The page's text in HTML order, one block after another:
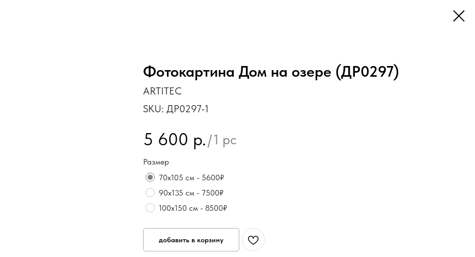
Фотокартина Дом на озере (ДР0297)
ARTITEC
SKU: ДР0297-1
5 600 р./1 pc
Размер
70х105 см - 5600₽
90х135 см - 7500₽
100х150 см - 8500₽
добавить в корзину